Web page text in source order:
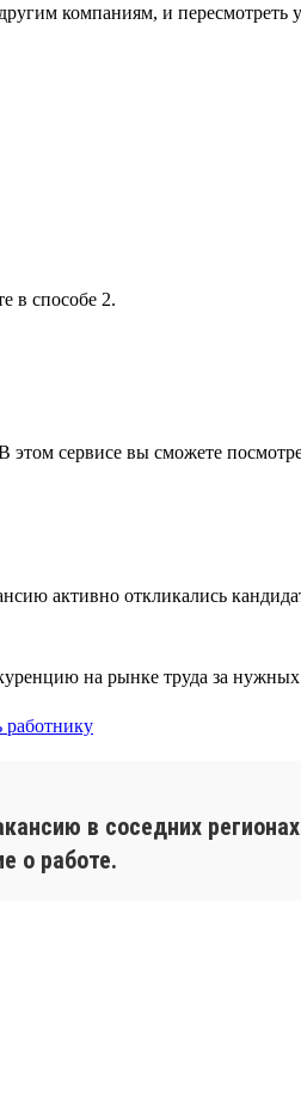
компаниям, и пересмотреть
в способе 2.
этом сервисе вы сможете
активно откликались
на рынке труда за
в соседних
о работе.